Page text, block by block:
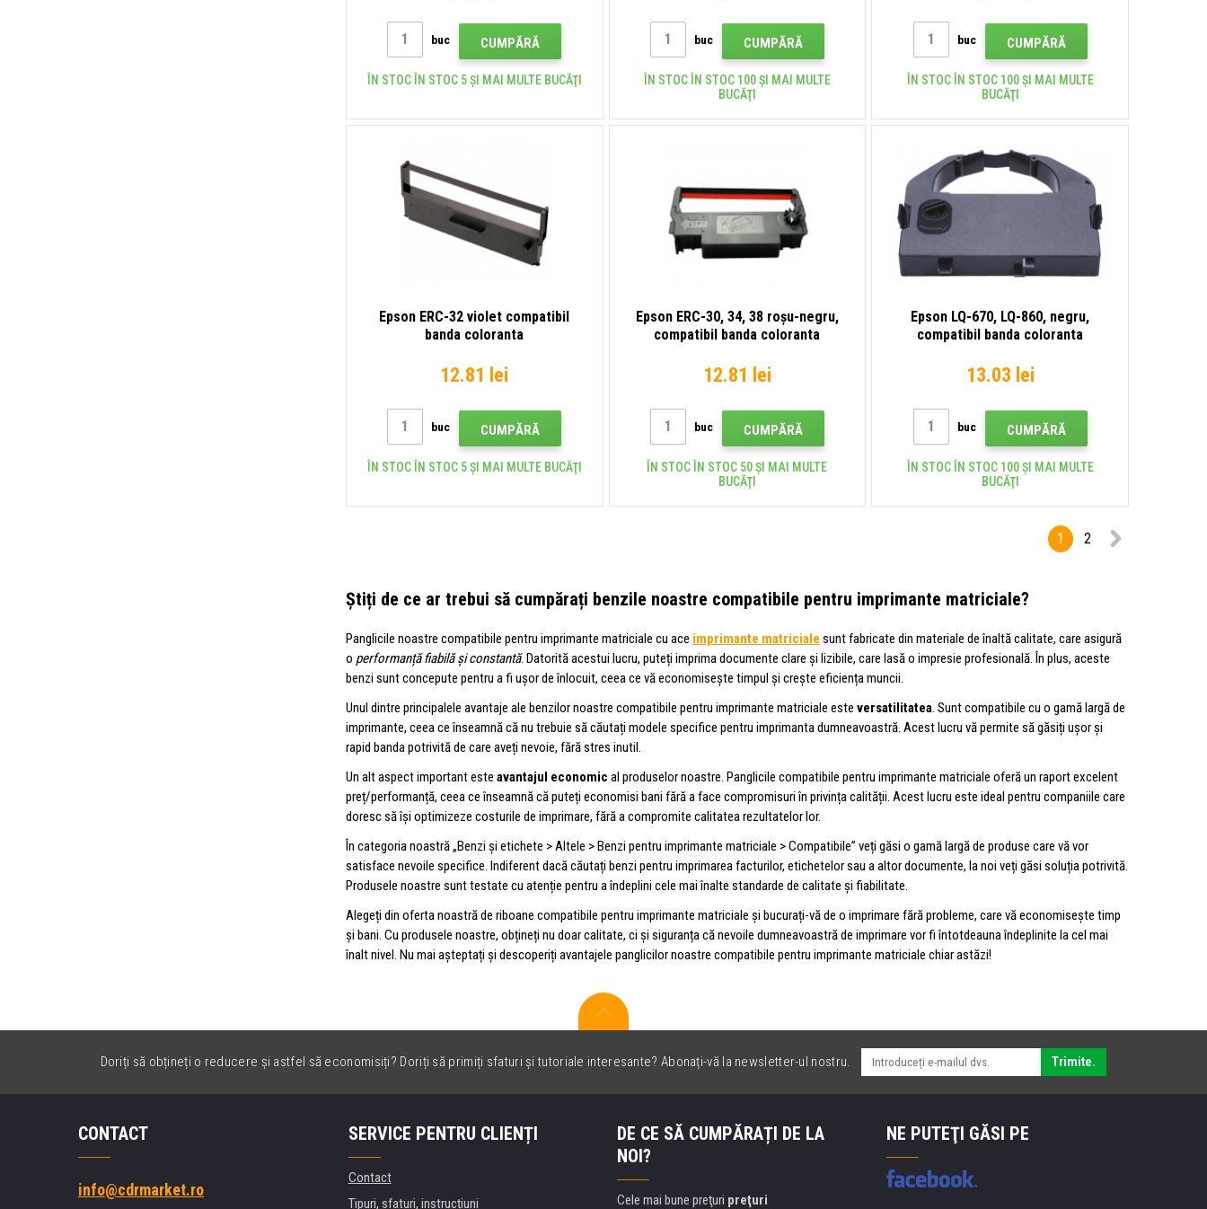
buc CUMPĂRĂ
ÎN STOC ÎN STOC 5 ȘI MAI MULTE BUCĂŢI
buc CUMPĂRĂ
ÎN STOC ÎN STOC 100 ȘI MAI MULTE
BUCĂŢI
buc CUMPĂRĂ
ÎN STOC ÎN STOC 100 ȘI MAI MULTE
BUCĂŢI
Epson ERC-32 violet compatibil
banda coloranta
12.81 lei
buc CUMPĂRĂ
ÎN STOC ÎN STOC 5 ȘI MAI MULTE BUCĂŢI
Epson ERC-30, 34, 38 roșu-negru,
compatibil banda coloranta
12.81 lei
buc CUMPĂRĂ
ÎN STOC ÎN STOC 50 ȘI MAI MULTE
BUCĂŢI
Epson LQ-670, LQ-860, negru,
compatibil banda coloranta
13.03 lei
buc CUMPĂRĂ
ÎN STOC ÎN STOC 100 ȘI MAI MULTE
BUCĂŢI
1 2
Știți de ce ar trebui să cumpărați benzile noastre compatibile pentru imprimante matriciale?
Panglicile noastre compatibile pentru imprimante matriciale cu ace imprimante matriciale sunt fabricate din materiale de înaltă calitate, care asigură
o performanță fiabilă și constantă. Datorită acestui lucru, puteți imprima documente clare și lizibile, care lasă o impresie profesională. În plus, aceste
benzi sunt concepute pentru a fi ușor de înlocuit, ceea ce vă economisește timpul și crește eficiența muncii.
Unul dintre principalele avantaje ale benzilor noastre compatibile pentru imprimante matriciale este versatilitatea. Sunt compatibile cu o gamă largă de
imprimante, ceea ce înseamnă că nu trebuie să căutați modele specifice pentru imprimanta dumneavoastră. Acest lucru vă permite să găsiți ușor și
rapid banda potrivită de care aveți nevoie, fără stres inutil.
Un alt aspect important este avantajul economic al produselor noastre. Panglicile compatibile pentru imprimante matriciale oferă un raport excelent
preț/performanță, ceea ce înseamnă că puteți economisi bani fără a face compromisuri în privința calității. Acest lucru este ideal pentru companiile care
doresc să își optimizeze costurile de imprimare, fără a compromite calitatea rezultatelor lor.
În categoria noastră „Benzi și etichete > Altele > Benzi pentru imprimante matriciale > Compatibile” veți găsi o gamă largă de produse care vă vor
satisface nevoile specifice. Indiferent dacă căutați benzi pentru imprimarea facturilor, etichetelor sau a altor documente, la noi veți găsi soluția potrivită.
Produsele noastre sunt testate cu atenție pentru a îndeplini cele mai înalte standarde de calitate și fiabilitate.
Alegeți din oferta noastră de riboane compatibile pentru imprimante matriciale și bucurați-vă de o imprimare fără probleme, care vă economisește timp
și bani. Cu produsele noastre, obțineți nu doar calitate, ci și siguranța că nevoile dumneavoastră de imprimare vor fi întotdeauna îndeplinite la cel mai
înalt nivel. Nu mai așteptați și descoperiți avantajele panglicilor noastre compatibile pentru imprimante matriciale chiar astăzi!
Doriți să obțineți o reducere și astfel să economisiți? Doriți să primiți sfaturi și tutoriale interesante? Abonați-vă la newsletter-ul nostru. Trimite.
CONTACT
info@cdrmarket.ro
SERVICE PENTRU CLIENȚI
Contact
Tipuri, sfaturi, instrucțiuni
DE CE SĂ CUMPĂRAȚI DE LA
NOI?
Cele mai bune preţuri preţuri
NE PUTEŢI GĂSI PE